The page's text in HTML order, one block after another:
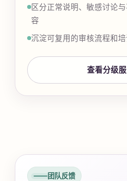
区分正常说明、敏感讨论
容
沉淀可复用的审核流程和
查看分级
团队反馈